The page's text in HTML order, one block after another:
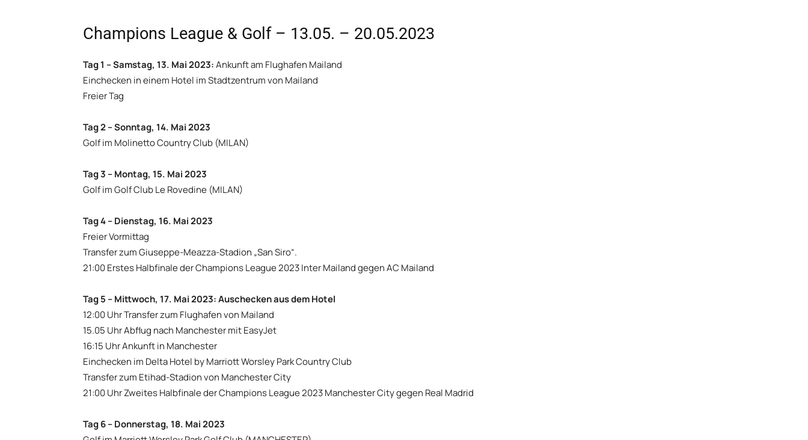
Champions League & Golf – 13.05. – 20.05.2023
Tag 1 – Samstag, 13. Mai 2023:Ankunft am Flughafen Mailand
Einchecken in einem Hotel im Stadtzentrum von Mailand
Freier Tag
Tag 2 – Sonntag, 14. Mai 2023
Golf im Molinetto Country Club (MILAN)
Tag 3 – Montag, 15. Mai 2023
Golf im Golf Club Le Rovedine (MILAN)
Tag 4 – Dienstag, 16. Mai 2023
Freier Vormittag
Transfer zum Giuseppe-Meazza-Stadion „San Siro“.
21:00 Erstes Halbfinale der Champions League 2023 Inter Mailand gegen AC Mailand
Tag 5 – Mittwoch, 17. Mai 2023: Auschecken aus dem Hotel
12:00 Uhr Transfer zum Flughafen von Mailand
15.05 Uhr Abflug nach Manchester mit EasyJet
16:15 Uhr Ankunft in Manchester
Einchecken im Delta Hotel by Marriott Worsley Park Country Club
Transfer zum Etihad-Stadion von Manchester City
21:00 Uhr Zweites Halbfinale der Champions League 2023 Manchester City gegen Real Madrid
Tag 6 – Donnerstag, 18. Mai 2023